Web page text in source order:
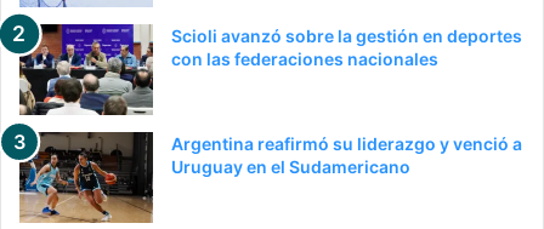
Scioli avanzó sobre la gestión en deportes
con las federaciones nacionales
Argentina reafirmó su liderazgo y venció a
Uruguay en el Sudamericano